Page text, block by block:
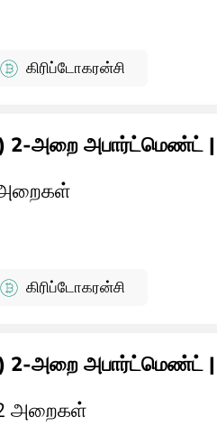
கிரிப்டோகரன்சி
2-அறை அபார்ட்மெண்ட்
கிரிப்டோகரன்சி
2-அறை அபார்ட்மெண்ட்
அறைகள்